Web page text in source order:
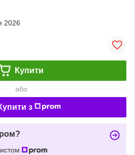
2026
Купити
або
з